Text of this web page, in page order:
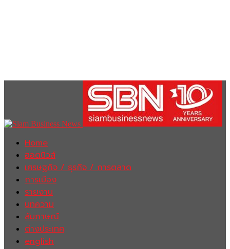
Home
ฮอตนิวส์
เศรษฐกิจ / ธุรกิจ / การตลาด
การเมือง
รายงาน
บทความ
สัมภาษณ์
ต่างประเทศ
english